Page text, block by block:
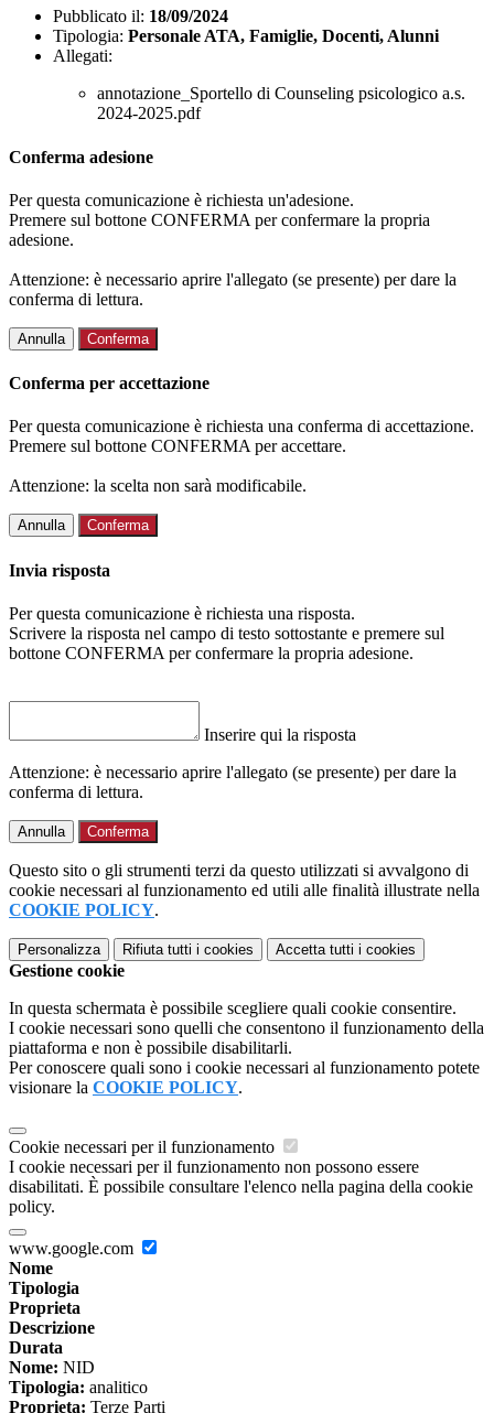
Pubblicato il: 18/09/2024
Tipologia: Personale ATA, Famiglie, Docenti, Alunni
Allegati:
annotazione_Sportello di Counseling psicologico a.s.
2024-2025.pdf
Conferma adesione
Per questa comunicazione è richiesta un'adesione.
Premere sul bottone CONFERMA per confermare la propria
adesione.
Attenzione: è necessario aprire l'allegato (se presente) per dare la
conferma di lettura.
Annulla Conferma
Conferma per accettazione
Per questa comunicazione è richiesta una conferma di accettazione.
Premere sul bottone CONFERMA per accettare.
Attenzione: la scelta non sarà modificabile.
Annulla Conferma
Invia risposta
Per questa comunicazione è richiesta una risposta.
Scrivere la risposta nel campo di testo sottostante e premere sul
bottone CONFERMA per confermare la propria adesione.
Inserire qui la risposta
Attenzione: è necessario aprire l'allegato (se presente) per dare la
conferma di lettura.
Annulla Conferma
Questo sito o gli strumenti terzi da questo utilizzati si avvalgono di
cookie necessari al funzionamento ed utili alle finalità illustrate nella
COOKIE POLICY.
Personalizza Rifiuta tutti i cookies Accetta tutti i cookies
Gestione cookie
In questa schermata è possibile scegliere quali cookie consentire.
I cookie necessari sono quelli che consentono il funzionamento della
piattaforma e non è possibile disabilitarli.
Per conoscere quali sono i cookie necessari al funzionamento potete
visionare la COOKIE POLICY.
Cookie necessari per il funzionamento
I cookie necessari per il funzionamento non possono essere
disabilitati. È possibile consultare l'elenco nella pagina della cookie
policy.
www.google.com
Nome
Tipologia
Proprieta
Descrizione
Durata
Nome: NID
Tipologia: analitico
Proprieta: Terze Parti